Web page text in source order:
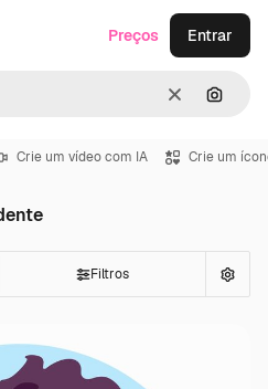
Limpar
Preços Entrar
Crie um vídeo com IA Crie um
Filtros